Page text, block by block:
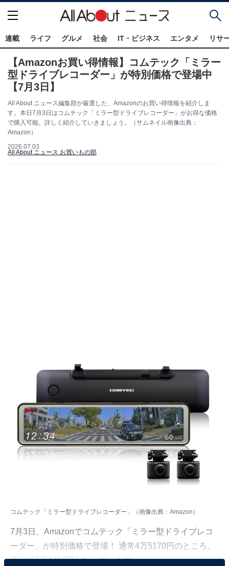
連載 ライフ グルメ 社会 IT・ビジネス エンタメ リサ
【Amazonお買い得情報】コムテック「ミラー
型ドライブレコーダー」が特別価格で登場中
【7月3日】
All About ニュース編集部が厳選した、Amazonのお買い得情報を紹介しま
す。本日7月3日はコムテック「ミラー型ドライブレコーダー」がお得な価格
で購入可能。詳しく紹介していきましょう。（サムネイル画像出典：
Amazon）
2026.07.03
All About ニュース お買いもの部
コムテック「ミラー型ドライブレコーダー」（画像出典：Amazon）
7月3日、Amazonでコムテック「ミラー型ドライブレコ
ーダー」が特別価格で登場！ 通常4万5170円のところ、
今だけ3万4484円となっています。